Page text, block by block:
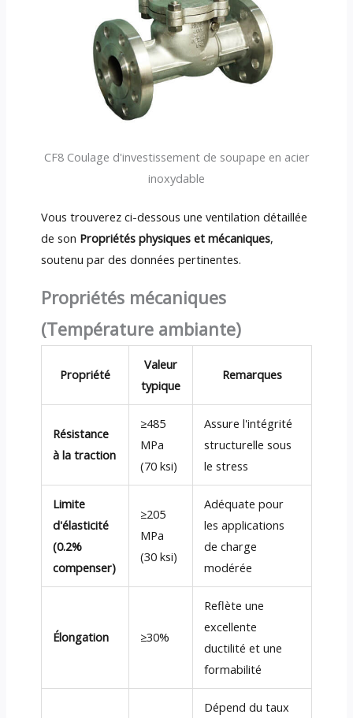
CF8 Coulage d'investissement de soupape en acier
inoxydable
Vous trouverez ci-dessous une ventilation détaillée
de son Propriétés physiques et mécaniques,
soutenu par des données pertinentes.
Propriétés mécaniques
(Température ambiante)
Propriété
Valeur
typique
Remarques
Résistance
à la traction
≥485
MPa
(70 ksi)
Assure l'intégrité
structurelle sous
le stress
Limite
d'élasticité
(0.2%
compenser)
≥205
MPa
(30 ksi)
Adéquate pour
les applications
de charge
modérée
Élongation ≥30%
Reflète une
excellente
ductilité et une
formabilité
Dépend du taux